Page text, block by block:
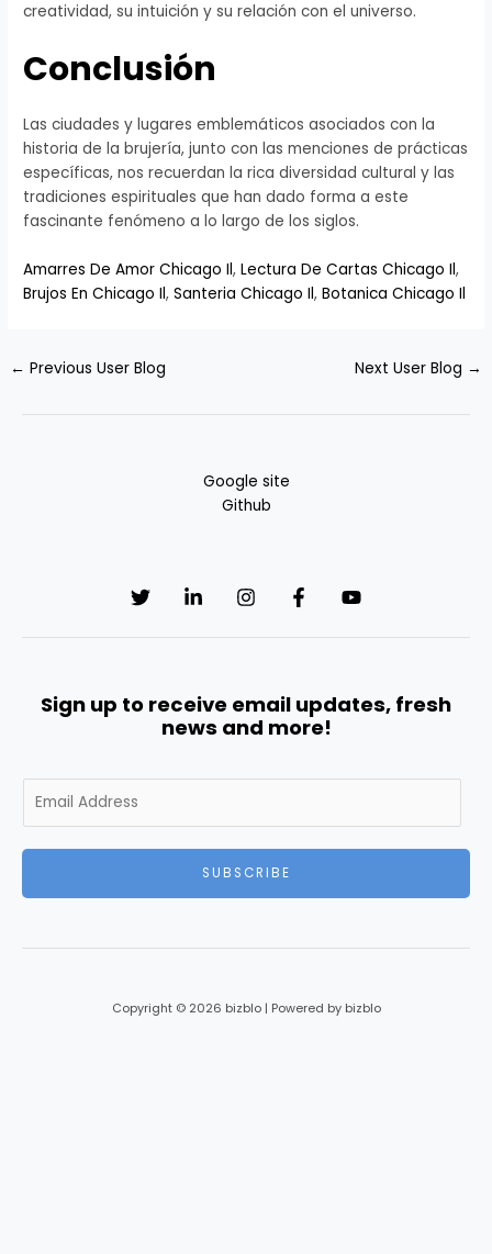
creatividad, su intuición y su relación con el universo.
Conclusión
Las ciudades y lugares emblemáticos asociados con la
historia de la brujería, junto con las menciones de prácticas
específicas, nos recuerdan la rica diversidad cultural y las
tradiciones espirituales que han dado forma a este
fascinante fenómeno a lo largo de los siglos.
Amarres De Amor Chicago Il,Lectura De Cartas Chicago Il,
Brujos En Chicago Il,Santeria Chicago Il,Botanica Chicago Il
← Previous User Blog Next User Blog →
Google site
Github
Sign up to receive email updates, fresh
news and more!
m
SUBSCRIBE
Copyright © 2026 bizblo | Powered by bizblo